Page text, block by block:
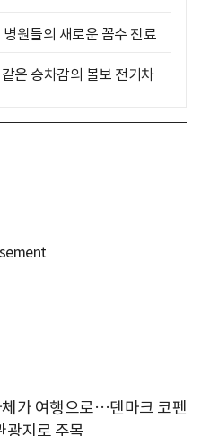
원들의 새로운 꼼수 진료
은 승차감의 볼보 전기차
가 여행으로…덴마크 코펜
광지로 주목